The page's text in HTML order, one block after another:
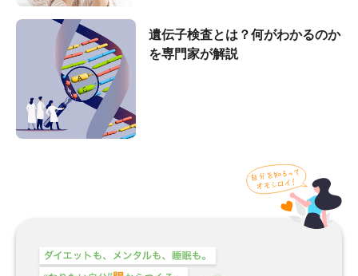
遺伝子検査とは？何がわかるのか
を専門家が解説